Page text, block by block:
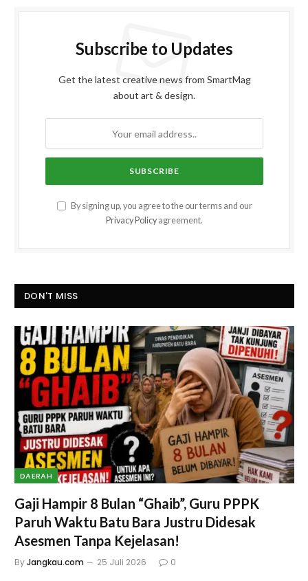
Subscribe to Updates
Get the latest creative news from SmartMag
about art & design.
By signing up, you agree to the our terms and our
Privacy Policy agreement.
DON'T MISS
DAERAH
Gaji Hampir 8 Bulan “Ghaib”, Guru PPPK
Paruh Waktu Batu Bara Justru Didesak
Asesmen Tanpa Kejelasan!
ByJangkau.com 25 Juli 2026 0